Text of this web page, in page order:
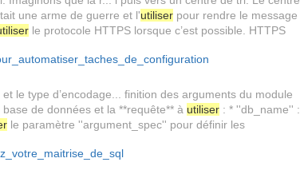
une arme de guerre et l'utiliser pour rendre le message
le protocole HTTPS lorsque c’est possible. HTTPS
le type d’encodage... finition des arguments du module
de données et la **requête** à utiliser : * ''db_name'' :
le paramètre ''argument_spec'' pour définir les